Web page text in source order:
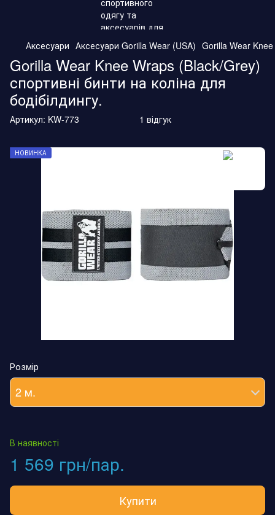
Аксесуари Аксесуари Gorilla Wear (USA) Gorilla Wear Knee
Gorilla Wear Knee Wraps (Black/Grey)
спортивні бинти на коліна для
бодібілдингу.
Артикул: KW-773 1 відгук
НОВИНКА
Розмір
2 м.
В наявності
1 569 грн/пар.
Купити